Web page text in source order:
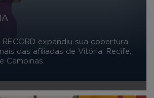
expandiu sua cobertura
das afiliadas de Vitória, Recife,
Campinas.